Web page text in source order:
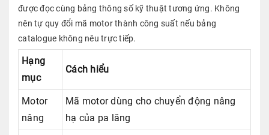
được đọc cùng bảng thông số kỹ thuật tương ứng. Không
nên tự quy đổi mã motor thành công suất nếu bảng
catalogue không nêu trực tiếp.
Hạng
mục
Cách hiểu
Motor
nâng
Mã motor dùng cho chuyển động nâng
hạ của pa lăng